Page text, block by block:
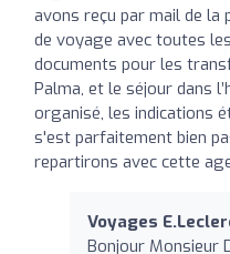
avons reçu par mail de la
de voyage avec toutes
documents pour les
Palma, et le séjour dans
organisé, les indications
s'est parfaitement bien
repartirons avec cette
Voyages
Bonjour Monsieur